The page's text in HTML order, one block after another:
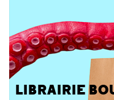
LIBRAIRIE